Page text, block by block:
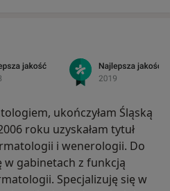
ukończyłam Śląską
roku uzyskałam tytuł
i wenerologii. Do
w gabinetach z funkcją
się w